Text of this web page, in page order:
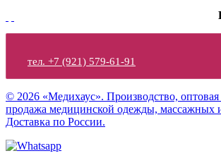
тел. +7 (921) 579-61-91
© 2026 «Медихаус». Производство,
продажа медицинской одежды, массажных
Доставка по России.